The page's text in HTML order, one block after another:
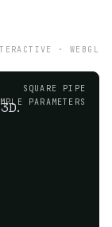
· WEBGL
SQUARE PIPE
PARAMETERS